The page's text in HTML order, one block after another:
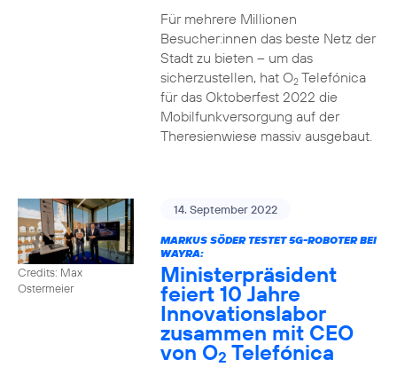
Für mehrere Millionen
Besucher:innen das beste Netz der
Stadt zu bieten – um das
sicherzustellen, hat O2Telefónica
für das Oktoberfest 2022 die
Mobilfunkversorgung auf der
Theresienwiese massiv ausgebaut.
Credits: Max
Ostermeier
14. September 2022
MARKUS SÖDER TESTET 5G-ROBOTER BEI
WAYRA:
Ministerpräsident
feiert 10 Jahre
Innovationslabor
zusammen mit CEO
von O2 Telefónica